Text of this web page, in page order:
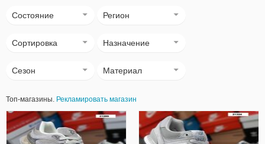
Состояние Регион
Сортировка Назначение
Сезон Материал
Топ-магазины. Рекламировать магазин